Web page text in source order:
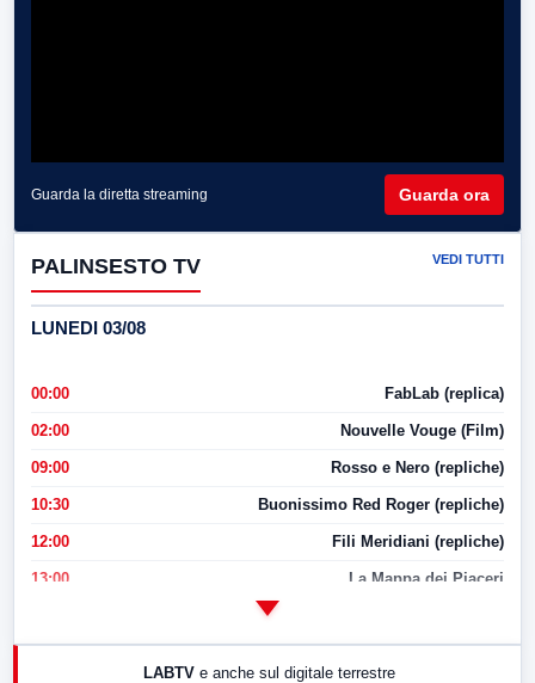
Guarda la diretta streaming Guarda ora
PALINSESTO TV VEDI TUTTI
LUNEDI 03/08
00:00 FabLab (replica)
02:00 Nouvelle Vouge (Film)
09:00 Rosso e Nero (repliche)
10:30 Buonissimo Red Roger (repliche)
12:00 Fili Meridiani (repliche)
13:00 La Mappa dei Piaceri
17:00 LabNews (replica)
LABTV e anche sul digitale terrestre